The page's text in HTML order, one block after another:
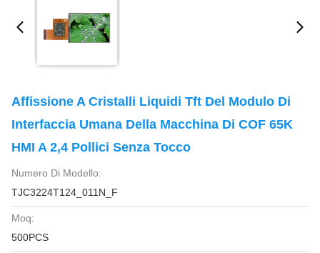
Affissione A Cristalli Liquidi Tft Del Modulo Di
Interfaccia Umana Della Macchina Di COF 65K
HMI A 2,4 Pollici Senza Tocco
Numero Di Modello:
TJC3224T124_011N_F
Moq:
500PCS